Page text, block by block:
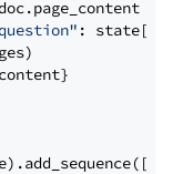
: state[